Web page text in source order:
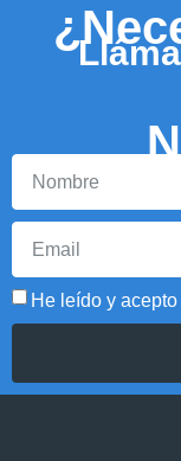
He leído y